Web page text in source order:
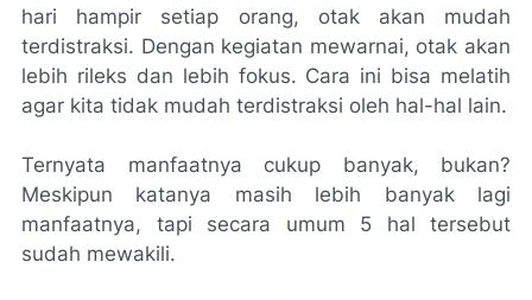
hari hampir setiap orang, otak akan mudah
terdistraksi. Dengan kegiatan mewarnai, otak akan
lebih rileks dan lebih fokus. Cara ini bisa melatih
agar kita tidak mudah terdistraksi oleh hal-hal lain.
Ternyata manfaatnya cukup banyak, bukan?
Meskipun katanya masih lebih banyak lagi
manfaatnya, tapi secara umum 5 hal tersebut
sudah mewakili.